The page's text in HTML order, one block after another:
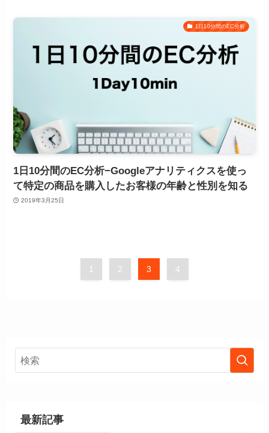
1日10分間のEC分析
1日10分間のEC分析−Googleアナリティクスを使っ
て特定の商品を購入したお客様の年齢と性別を知る
2019年3月25日
1 2 3 4
最新記事